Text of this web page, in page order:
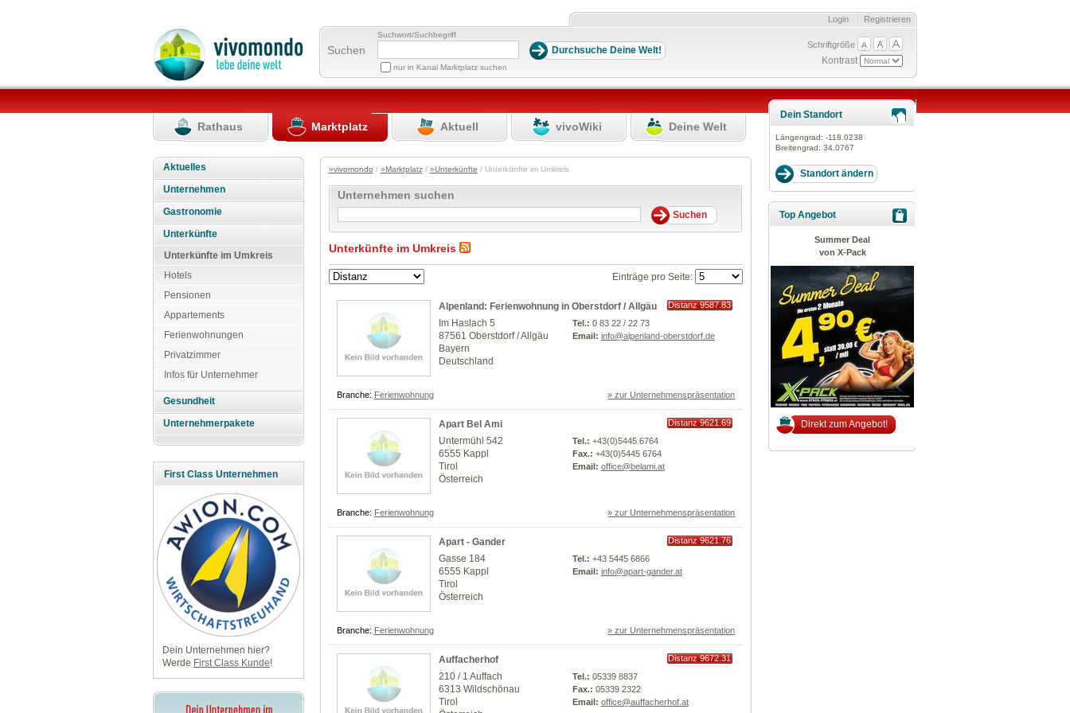
Registrieren
Login
Suchen
Suchwort/Suchbegriff
nur in Kanal Marktplatz suchen
Schriftgröße
Kontrast
Rathaus Marktplatz Aktuell vivoWiki Deine Welt
Aktuelles
Unternehmen
Gastronomie
Unterkünfte
Unterkünfte im Umkreis
Hotels
Pensionen
Appartements
Ferienwohnungen
Privatzimmer
Infos für Unternehmer
Gesundheit
Unternehmerpakete
First Class Unternehmen
Dein Unternehmen hier?
Werde First Class Kunde!
»vivomondo / »Marktplatz/ »Unterkünfte / Unterkünfte im Umkreis
Unternehmen suchen
Unterkünfte im Umkreis
Einträge pro Seite:
Alpenland: Ferienwohnung in Oberstdorf / Allgäu
Distanz 9587.83
Im Haslach 5
87561 Oberstdorf / Allgäu
Bayern
Deutschland
Tel.: 0 83 22 / 22 73
Email: info@alpenland-oberstdorf.de
Branche: Ferienwohnung » zur Unternehmenspräsentation
Apart Bel Ami
Distanz 9621.69
Untermühl 542
6555 Kappl
Tirol
Österreich
Tel.: +43(0)5445 6764
Fax.: +43(0)5445 6764
Email: office@belami.at
Branche: Ferienwohnung » zur Unternehmenspräsentation
Apart - Gander
Distanz 9621.76
Gasse 184
6555 Kappl
Tirol
Österreich
Tel.: +43 5445 6866
Email: info@apart-gander.at
Branche: Ferienwohnung » zur Unternehmenspräsentation
Auffacherhof
Distanz 9672.31
210 / 1 Auffach
6313 Wildschönau
Tirol
Tel.: 05339 8837
Fax.: 05339 2322
Email: office@auffacherhof.at
Dein Standort
Längengrad: -118.0238
Breitengrad: 34.0767
Top Angebot
Summer Deal
von X-Pack
Direkt zum Angebot!